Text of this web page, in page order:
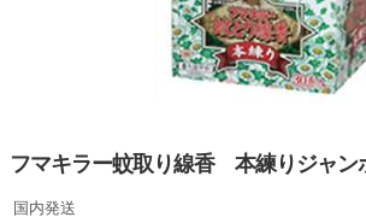
フマキラー蚊取り線香 本練りジャン
国内発送